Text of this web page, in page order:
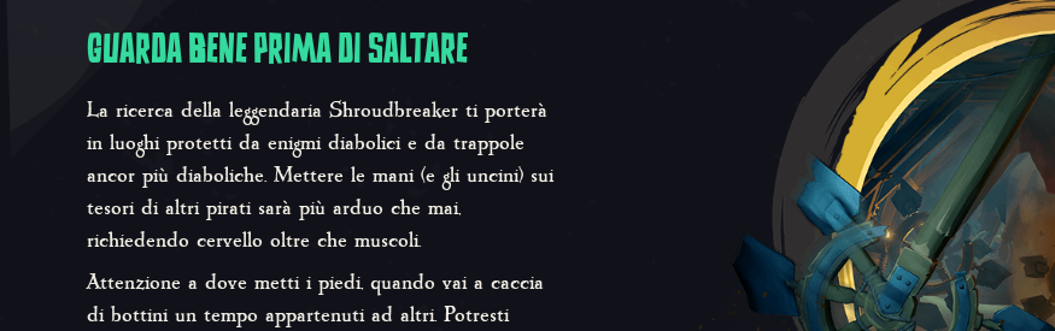
GUARDA BENE PRIMA DI SALTARE
La ricerca della leggendaria Shroudbreaker ti porterà
in luoghi protetti da enigmi diabolici e da trappole
ancor più diaboliche. Mettere le mani (e gli uncini) sui
tesori di altri pirati sarà più arduo che mai,
richiedendo cervello oltre che muscoli.
Attenzione a dove metti i piedi, quando vai a caccia
di bottini un tempo appartenuti ad altri. Potresti